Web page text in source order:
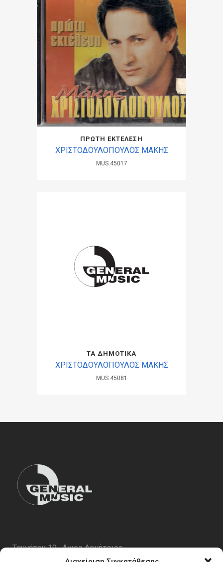
ΠΡΩΤΗ ΕΚΤΕΛΕΣΗ
ΧΡΙΣΤΟΔΟΥΛΟΠΟΥΛΟΣ ΜΑΚΗΣ
MUS.45017
ΤΑ ΔΗΜΟΤΙΚΑ
ΧΡΙΣΤΟΔΟΥΛΟΠΟΥΛΟΣ ΜΑΚΗΣ
MUS.45081
Ταυγέτου 19 , Αγιος Δημήτριος